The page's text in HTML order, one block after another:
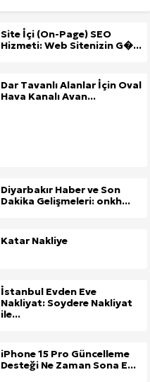
Site İçi (On-Page) SEO
Hizmeti: Web Sitenizin G�...
Dar Tavanlı Alanlar İçin Oval
Hava Kanalı Avan...
Diyarbakır Haber ve Son
Dakika Gelişmeleri: onkh...
Katar Nakliye
İstanbul Evden Eve
Nakliyat: Soydere Nakliyat
ile...
iPhone 15 Pro Güncelleme
Desteği Ne Zaman Sona E...